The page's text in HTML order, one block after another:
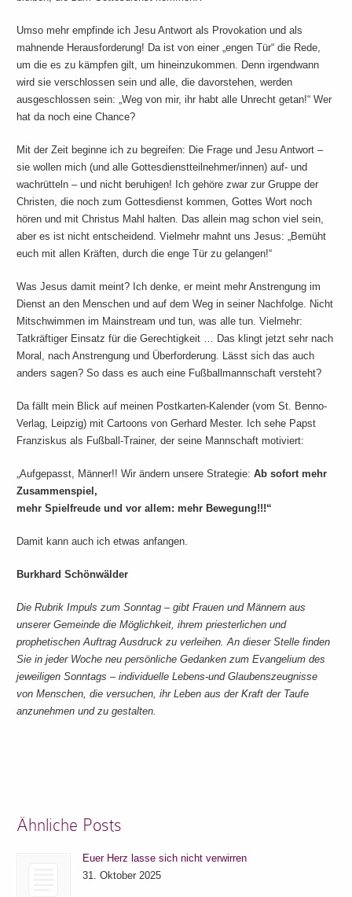
Umso mehr empfinde ich Jesu Antwort als Provokation und als
mahnende Herausforderung! Da ist von einer „engen Tür“ die Rede,
um die es zu kämpfen gilt, um hineinzukommen. Denn irgendwann
wird sie verschlossen sein und alle, die davorstehen, werden
ausgeschlossen sein: „Weg von mir, ihr habt alle Unrecht getan!“ Wer
hat da noch eine Chance?
Mit der Zeit beginne ich zu begreifen: Die Frage und Jesu Antwort –
sie wollen mich (und alle Gottesdienstteilnehmer/innen) auf- und
wachrütteln – und nicht beruhigen! Ich gehöre zwar zur Gruppe der
Christen, die noch zum Gottesdienst kommen, Gottes Wort noch
hören und mit Christus Mahl halten. Das allein mag schon viel sein,
aber es ist nicht entscheidend. Vielmehr mahnt uns Jesus: „Bemüht
euch mit allen Kräften, durch die enge Tür zu gelangen!“
Was Jesus damit meint? Ich denke, er meint mehr Anstrengung im
Dienst an den Menschen und auf dem Weg in seiner Nachfolge. Nicht
Mitschwimmen im Mainstream und tun, was alle tun. Vielmehr:
Tatkräftiger Einsatz für die Gerechtigkeit … Das klingt jetzt sehr nach
Moral, nach Anstrengung und Überforderung. Lässt sich das auch
anders sagen? So dass es auch eine Fußballmannschaft versteht?
Da fällt mein Blick auf meinen Postkarten-Kalender (vom St. Benno-
Verlag, Leipzig) mit Cartoons von Gerhard Mester. Ich sehe Papst
Franziskus als Fußball-Trainer, der seine Mannschaft motiviert:
„Aufgepasst, Männer!! Wir ändern unsere Strategie:Ab sofort mehr
Zusammenspiel,
mehr Spielfreude und vor allem: mehr Bewegung!!!“
Damit kann auch ich etwas anfangen.
Burkhard Schönwälder
Die Rubrik Impuls zum Sonntag – gibt Frauen und Männern aus
unserer Gemeinde die Möglichkeit, ihrem priesterlichen und
prophetischen Auftrag Ausdruck zu verleihen. An dieser Stelle finden
Sie in jeder Woche neu persönliche Gedanken zum Evangelium des
jeweiligen Sonntags – individuelle Lebens-und Glaubenszeugnisse
von Menschen, die versuchen, ihr Leben aus der Kraft der Taufe
anzunehmen und zu gestalten.
Ähnliche Posts
Euer Herz lasse sich nicht verwirren
31. Oktober 2025